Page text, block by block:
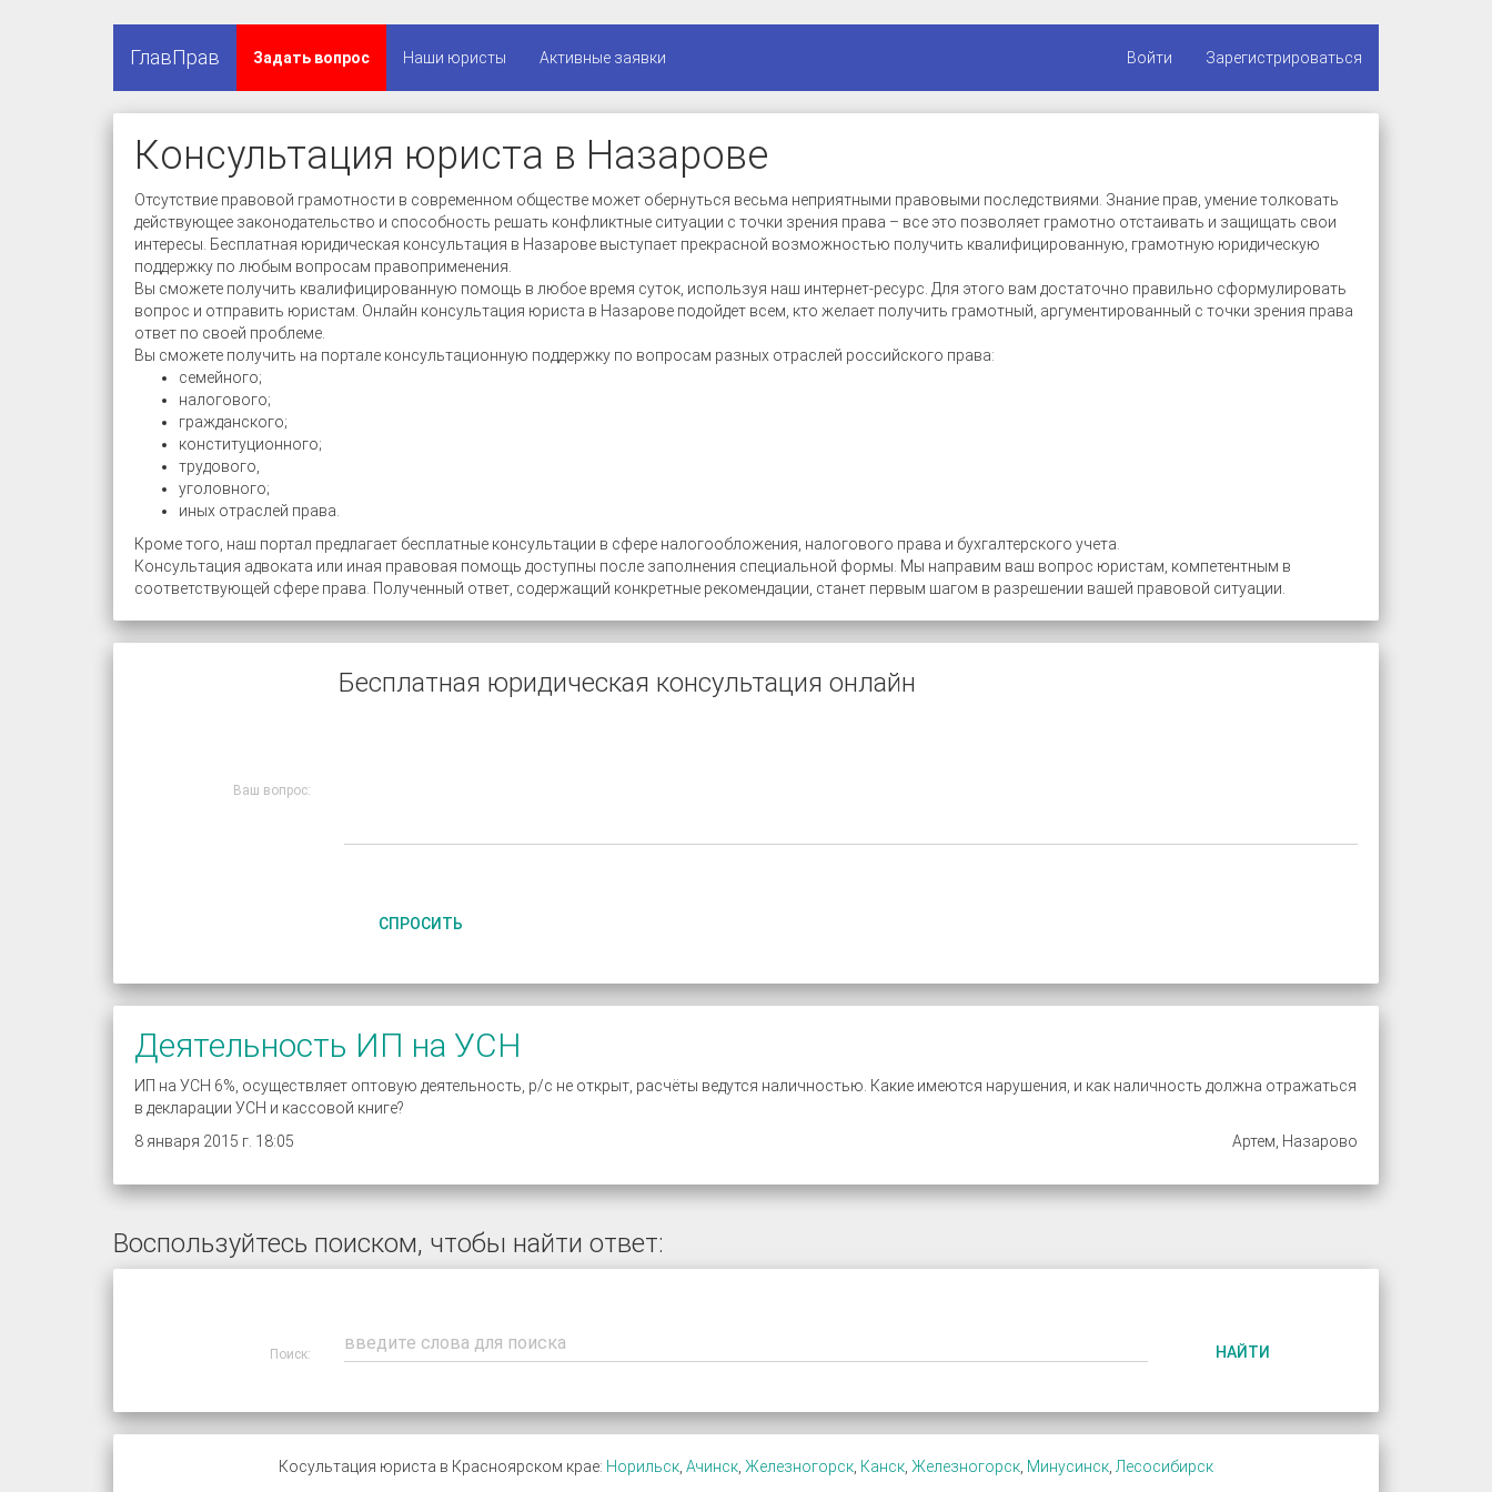
ГлавПрав Задать вопрос Наши юристы Активные заявки Войти Зарегистрироваться
Консультация юриста в Назарове
Отсутствие правовой грамотности в современном обществе может обернуться весьма неприятными правовыми последствиями. Знание прав, умение толковать
действующее законодательство и способность решать конфликтные ситуации с точки зрения права – все это позволяет грамотно отстаивать и защищать свои
интересы. Бесплатная юридическая консультация в Назарове выступает прекрасной возможностью получить квалифицированную, грамотную юридическую
поддержку по любым вопросам правоприменения.
Вы сможете получить квалифицированную помощь в любое время суток, используя наш интернет-ресурс. Для этого вам достаточно правильно сформулировать
вопрос и отправить юристам. Онлайн консультация юриста в Назарове подойдет всем, кто желает получить грамотный, аргументированный с точки зрения права
ответ по своей проблеме.
Вы сможете получить на портале консультационную поддержку по вопросам разных отраслей российского права:
семейного;
налогового;
гражданского;
конституционного;
трудового,
уголовного;
иных отраслей права.
Кроме того, наш портал предлагает бесплатные консультации в сфере налогообложения, налогового права и бухгалтерского учета.
Консультация адвоката или иная правовая помощь доступны после заполнения специальной формы. Мы направим ваш вопрос юристам, компетентным в
соответствующей сфере права. Полученный ответ, содержащий конкретные рекомендации, станет первым шагом в разрешении вашей правовой ситуации.
Бесплатная юридическая консультация онлайн
Ваш вопрос:
СПРОСИТЬ
Деятельность ИП на УСН
ИП на УСН 6%, осуществляет оптовую деятельность, р/с не открыт, расчёты ведутся наличностью. Какие имеются нарушения, и как наличность должна отражаться
в декларации УСН и кассовой книге?
8 января 2015 г. 18:05
Артем, Назарово
Воспользуйтесь поиском, чтобы найти ответ:
Поиск: НАЙТИ
Косультация юриста в Красноярском крае: Норильск Ачинск Железногорск Канск Железногорск Минусинск Лесосибирск